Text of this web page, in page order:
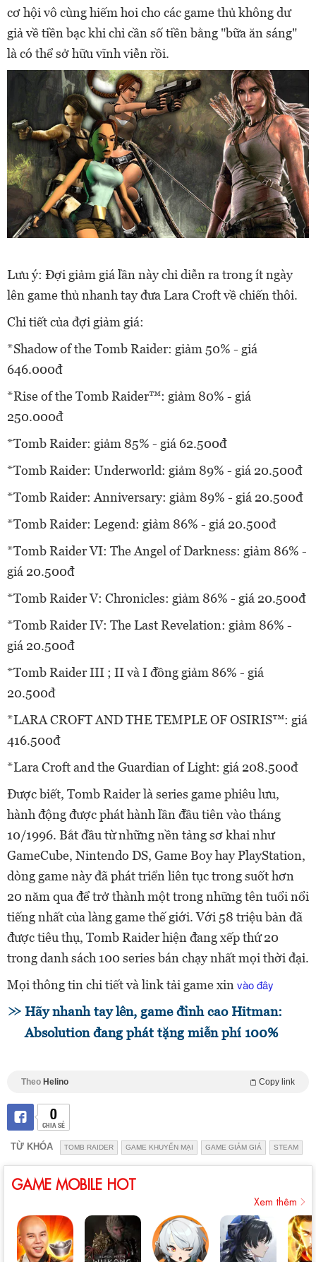
cơ hội vô cùng hiếm hoi cho các game thủ không dư
giả về tiền bạc khi chỉ cần số tiền bằng "bữa ăn sáng"
là có thể sở hữu vĩnh viễn rồi.
Lưu ý: Đợi giảm giá lần này chỉ diễn ra trong ít ngày
lên game thủ nhanh tay đưa Lara Croft về chiến thôi.
Chi tiết của đợi giảm giá:
*Shadow of the Tomb Raider: giảm 50% - giá
646.000đ
*Rise of the Tomb Raider™: giảm 80% - giá
250.000đ
*Tomb Raider: giảm 85% - giá 62.500đ
*Tomb Raider: Underworld: giảm 89% - giá 20.500đ
*Tomb Raider: Anniversary: giảm 89% - giá 20.500đ
*Tomb Raider: Legend: giảm 86% - giá 20.500đ
*Tomb Raider VI: The Angel of Darkness: giảm 86% -
giá 20.500đ
*Tomb Raider V: Chronicles: giảm 86% - giá 20.500đ
*Tomb Raider IV: The Last Revelation: giảm 86% -
giá 20.500đ
*Tomb Raider III ; II và I đồng giảm 86% - giá
20.500đ
*LARA CROFT AND THE TEMPLE OF OSIRIS™: giá
416.500đ
*Lara Croft and the Guardian of Light: giá 208.500đ
Được biết, Tomb Raider là series game phiêu lưu,
hành động được phát hành lần đầu tiên vào tháng
10/1996. Bắt đầu từ những nền tảng sơ khai như
GameCube, Nintendo DS, Game Boy hay PlayStation,
dòng game này đã phát triển liên tục trong suốt hơn
20 năm qua để trở thành một trong những tên tuổi nổi
tiếng nhất của làng game thế giới. Với 58 triệu bản đã
được tiêu thụ, Tomb Raider hiện đang xếp thứ 20
trong danh sách 100 series bán chạy nhất mọi thời đại.
Mọi thông tin chi tiết và link tải game xin vào đây
Hãy nhanh tay lên, game đỉnh cao Hitman:
Absolution đang phát tặng miễn phí 100%
Theo Helino Copy link
0
CHIA SẺ
TỪ KHÓA TOMB RAIDER GAME KHUYẾN MẠI GAME GIẢM GIÁ STEAM
GAME MOBILE HOT
Xem thêm